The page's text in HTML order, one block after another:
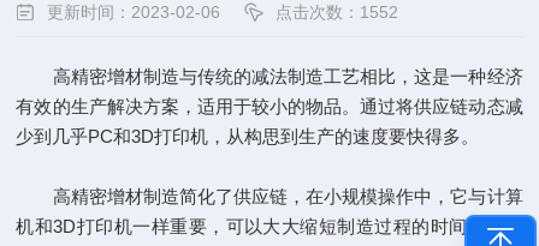
更新时间：2023-02-06 点击次数：1552
高精密增材制造与传统的减法制造工艺相比，这是一种经济
有效的生产解决方案，适用于较小的物品。通过将供应链动态减
少到几乎PC和3D打印机，从构思到生产的速度要快得多。
高精密增材制造简化了供应链，在小规模操作中，它与计算
机和3D打印机一样重要，可以大大缩短制造过程的时间，你几